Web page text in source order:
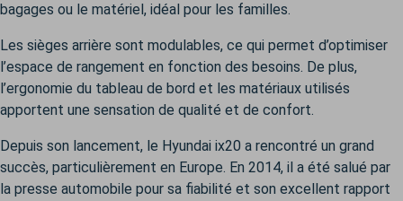
bagages ou le matériel, idéal pour les familles.
Les sièges arrière sont modulables, ce qui permet d’optimiser
l’espace de rangement en fonction des besoins. De plus,
l’ergonomie du tableau de bord et les matériaux utilisés
apportent une sensation de qualité et de confort.
Depuis son lancement, le Hyundai ix20 a rencontré un grand
succès, particulièrement en Europe. En 2014, il a été salué par
la presse automobile pour sa fiabilité et son excellent rapport